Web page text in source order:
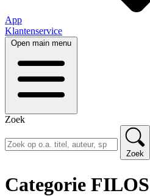
App
Klantenservice
Open main menu
Zoek
Zoek
Categorie